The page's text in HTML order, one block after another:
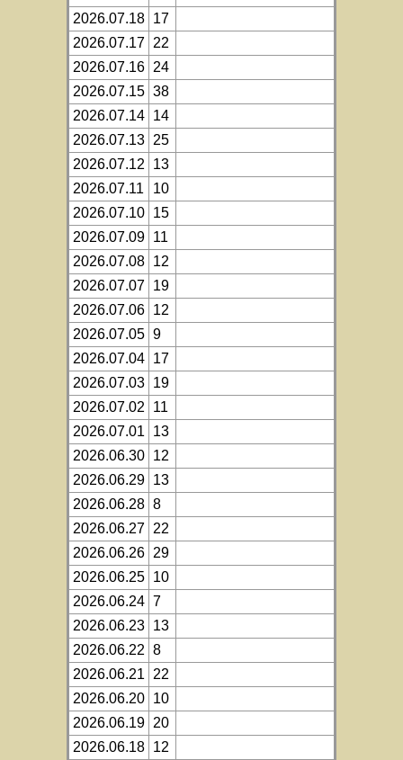
2026.07.18 17
2026.07.17 22
2026.07.16 24
2026.07.15 38
2026.07.14 14
2026.07.13 25
2026.07.12
13
2026.07.11
10
2026.07.10 15
2026.07.09 11
2026.07.08 12
2026.07.07 19
2026.07.06 12
2026.07.05 9
2026.07.04 17
2026.07.03 19
2026.07.02
11
2026.07.01
13
2026.06.30 12
2026.06.29 13
2026.06.28 8
2026.06.27 22
2026.06.26 29
2026.06.25 10
2026.06.24 7
2026.06.23 13
2026.06.22 8
2026.06.21
22
2026.06.20 10
2026.06.19 20
2026.06.18 12